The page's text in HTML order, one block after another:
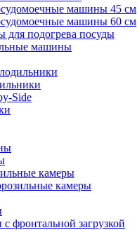
машины 45 см
машины 60 см
подогрева посуды
машины
Side
камеры
камеры
фронтальной загрузкой